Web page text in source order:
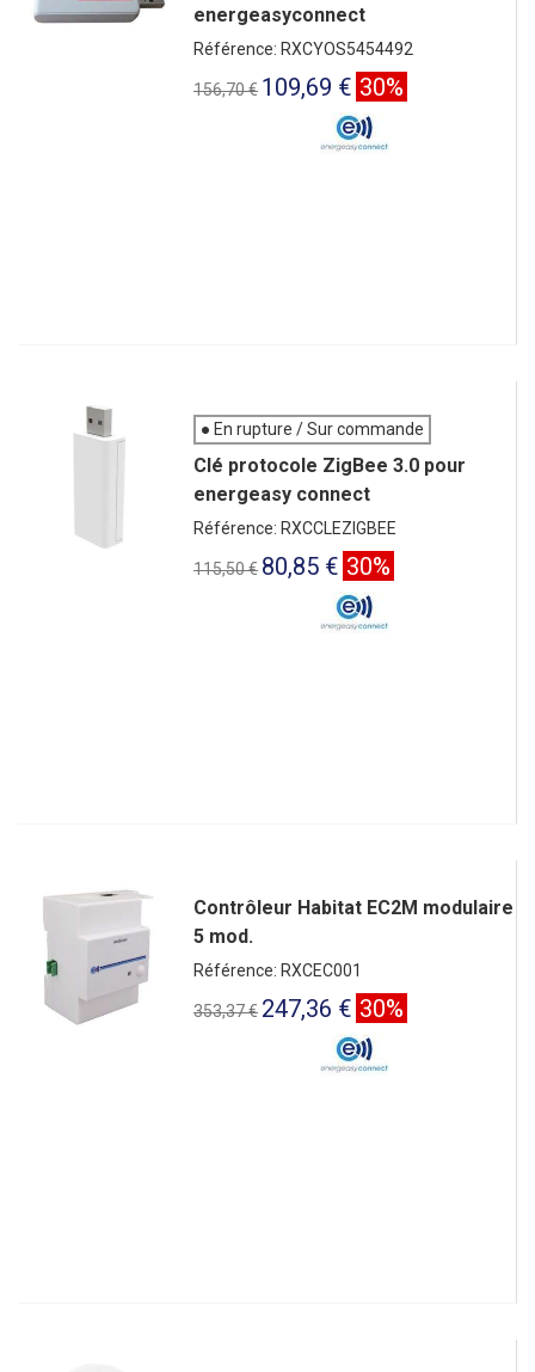
energeasyconnect
Référence: RXCYOS5454492
156,70 € 109,69 € 30%
● En rupture / Sur commande
Clé protocole ZigBee 3.0 pour
energeasy connect
Référence: RXCCLEZIGBEE
115,50 € 80,85 € 30%
Contrôleur Habitat EC2M modulaire
5 mod.
Référence: RXCEC001
353,37 € 247,36 € 30%